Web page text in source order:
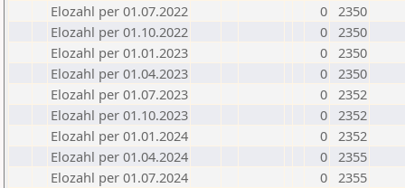
Elozahl per 01.07.2022
0 2350
Elozahl per 01.10.2022
0 2350
Elozahl per 01.01.2023
0 2350
Elozahl per 01.04.2023
0 2350
Elozahl per 01.07.2023
0 2352
Elozahl per 01.10.2023
0 2352
Elozahl per 01.01.2024
0 2352
Elozahl per 01.04.2024
0 2355
Elozahl per 01.07.2024
0 2355